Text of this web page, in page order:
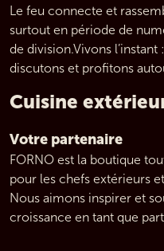
Le feu connecte et
surtout en période de
de division.Vivons l’instant
discutons et profitons
Cuisine
Votre partenaire
FORNO est la boutique
pour les chefs extérieurs
Nous aimons inspirer et
croissance en tant que